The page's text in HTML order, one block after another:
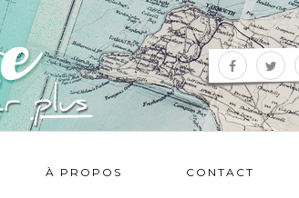
À PROPOS CONTACT